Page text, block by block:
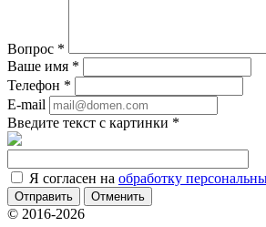
Вопрос *
Ваше имя *
Телефон *
E-mail
Введите текст с картинки *
Я согласен на обработку
Отменить
© 2016-2026